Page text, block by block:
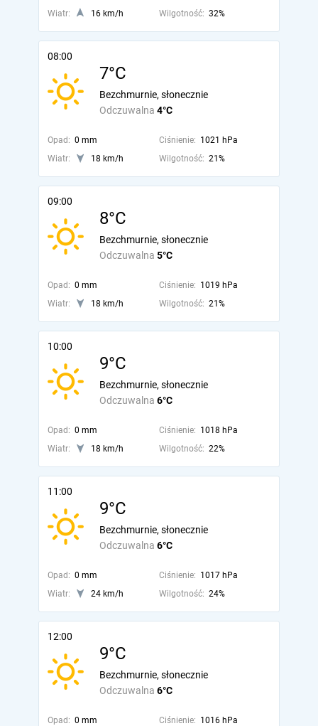
Wiatr: 16 km/h Wilgotność: 32%
08:00
7°C
Odczuwalna 4°C
Bezchmurnie, słonecznie
Opad: 0 mm Ciśnienie: 1021 hPa
Wiatr:
18 km/h Wilgotność: 21%
09:00
8°C
Odczuwalna 5°C
Bezchmurnie, słonecznie
Opad: 0 mm Ciśnienie: 1019 hPa
Wiatr:
18 km/h Wilgotność: 21%
10:00
9°C
Odczuwalna 6°C
Bezchmurnie, słonecznie
Opad: 0 mm Ciśnienie: 1018 hPa
Wiatr:
18 km/h Wilgotność: 22%
11:00
9°C
Odczuwalna 6°C
Bezchmurnie, słonecznie
Opad: 0 mm Ciśnienie: 1017 hPa
Wiatr:
24 km/h Wilgotność: 24%
12:00
9°C
Odczuwalna 6°C
Bezchmurnie, słonecznie
Opad: 0 mm Ciśnienie: 1016 hPa